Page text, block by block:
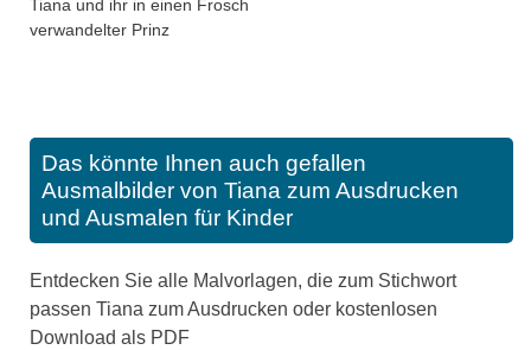
Tiana und ihr in einen Frosch
verwandelter Prinz
Das könnte Ihnen auch gefallen
Ausmalbilder von Tiana zum Ausdrucken
und Ausmalen für Kinder
Entdecken Sie alle Malvorlagen, die zum Stichwort
passen Tiana zum Ausdrucken oder kostenlosen
Download als PDF